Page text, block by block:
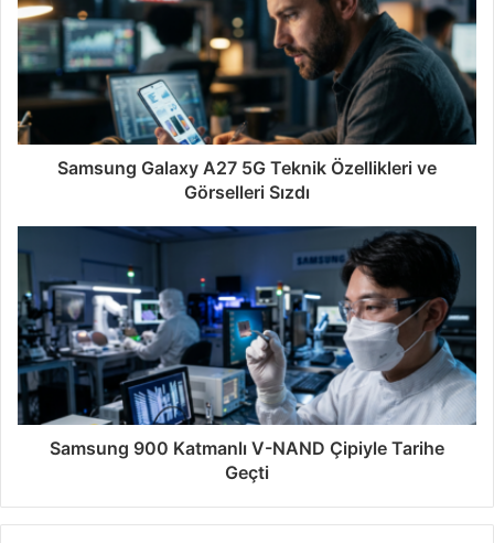
Samsung Galaxy A27 5G Teknik Özellikleri ve
Görselleri Sızdı
Samsung 900 Katmanlı V-NAND Çipiyle Tarihe
Geçti